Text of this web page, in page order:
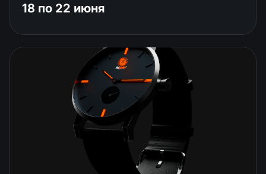
18 по 22 июня